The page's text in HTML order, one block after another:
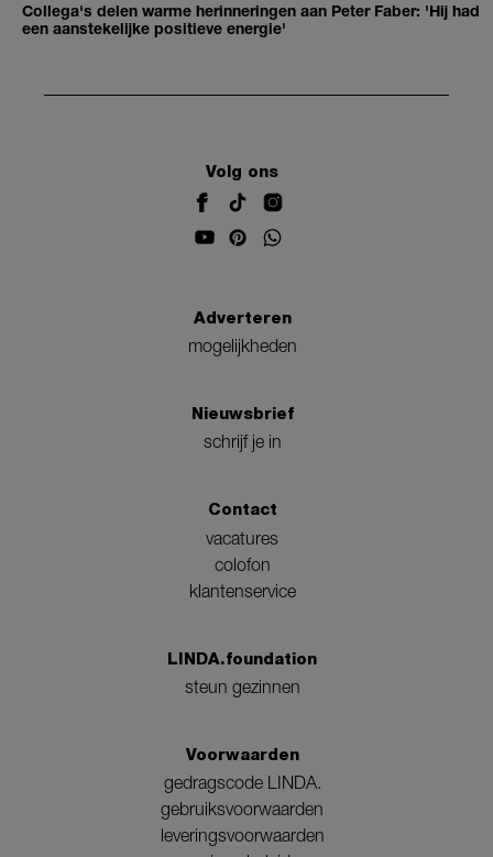
Collega's delen warme herinneringen aan Peter Faber: 'Hij had
een aanstekelijke positieve energie'
Volg ons
Adverteren
mogelijkheden
Nieuwsbrief
schrijf je in
Contact
vacatures
colofon
klantenservice
LINDA.foundation
steun gezinnen
Voorwaarden
gedragscode LINDA.
gebruiksvoorwaarden
leveringsvoorwaarden